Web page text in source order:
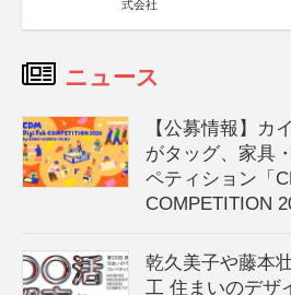
式会社
ニュース
【公募情報】カ
がタッグ、家具
ペティション「
COMPETITION
乾久美子や藤本
工 住まいのデザ